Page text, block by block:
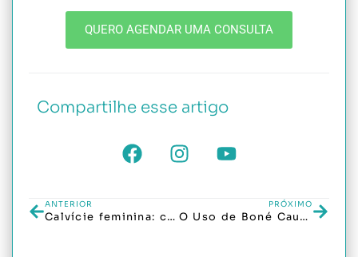
QUERO AGENDAR UMA CONSULTA
Compartilhe esse artigo
ANTERIOR
Calvície feminina: causas e tratamentos disponíveis
PRÓXIMO
O Uso de Boné Causa Calvície?